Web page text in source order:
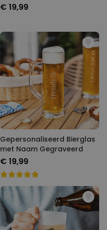
€ 19,99
Gepersonaliseerd Bierglas
met Naam Gegraveerd
€ 19,99